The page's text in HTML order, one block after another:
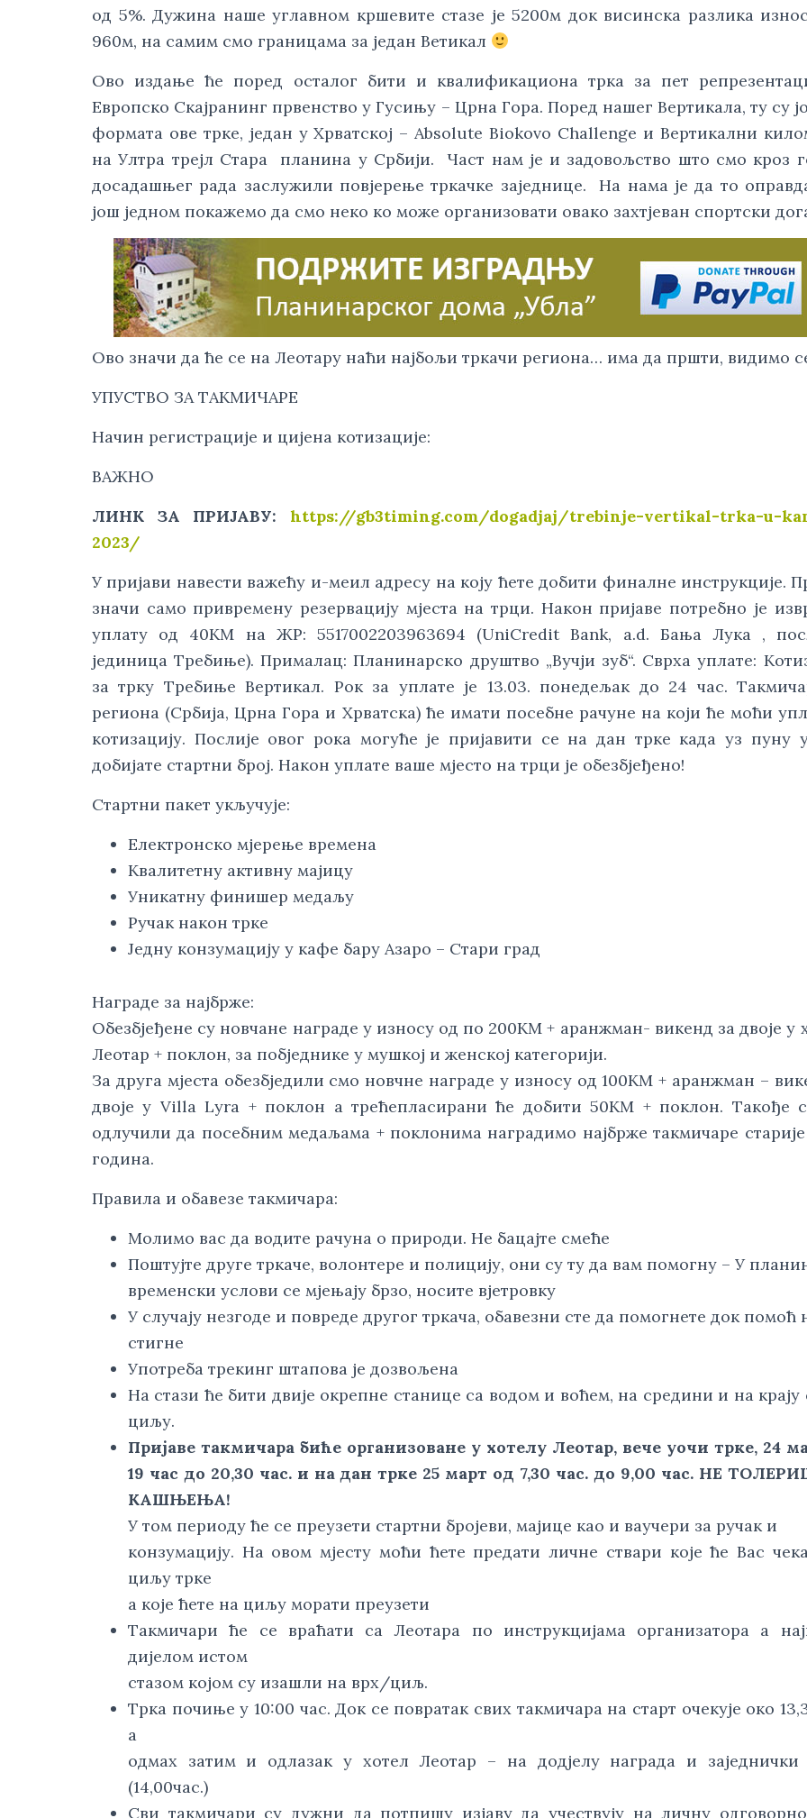
од 5%. Дужина наше углавном кршевите стазе је 5200м док висинска разлика
960м, на самим смо границама за један Ветикал
Ово издање ће поред осталог бити и квалификациона трка за пет
Европско Скајранинг првенство у Гусињу – Црна Гора. Поред нашег Вертикала, ту су
формата ове трке, један у Хрватској – Absolute Biokovo Challenge и Вертикални
на Ултра трејл Стара планина у Србији. Част нам је и задовољство што смо кроз
досадашњег рада заслужили повјерење тркачке заједнице. На нама је да то
још једном покажемо да смо неко ко може организовати овако захтјеван спортски
Ово значи да ће се на Леотару наћи најбољи тркачи региона… има да пршти, видимо
УПУСТВО ЗА ТАKМИЧАРЕ
Начин регистрације и цијена котизације:
ВАЖНО
ЛИНК ЗА ПРИЈАВУ: https://gb3timing.com/dogadjaj/trebinje-vertikal-trka-u-
2023/
У пријави навести важећу и-меил адресу на коју ћете добити финалне инструкције.
значи само привремену резервацију мјеста на трци. Након пријаве потребно је
уплату од 40KМ на ЖР: 5517002203963694 (UniCredit Bank, a.d. Бања Лука ,
јединица Требиње). Прималац: Планинарско друштво „Вучји зуб“. Сврха уплате:
за трку Требиње Вертикал. Рок за уплате је 13.03. понедељак до 24 час.
региона (Србија, Црна Гора и Хрватска) ће имати посебне рачуне на који ће моћи
котизацију. Послије овог рока могуће је пријавити се на дан трке када уз пуну
добијате стартни број. Након уплате ваше мјесто на трци је обезбјеђено!
Стартни пакет укључује:
Електронско мјерење времена
Kвалитетну активну мајицу
Уникатну финишер медаљу
Ручак након трке
Једну конзумацију у кафе бару Азаро – Стари град
Награде за најбрже:
Обезбјеђене су новчане награде у износу од по 200KМ + аранжман- викенд за двоје у
Леотар + поклон, за побједнике у мушкој и женској категорији.
За друга мјеста обезбједили смо новчне награде у износу од 100KМ + аранжман –
двоје у Villa Lyra + поклон а трећепласирани ће добити 50KМ + поклон. Такође
одлучили да посебним медаљама + поклонима наградимо најбрже такмичаре
година.
Правила и обавезе такмичара:
Молимо вас да водите рачуна о природи. Не бацајте смеће
Поштујте друге тркаче, волонтере и полицију, они су ту да вам помогну – У
временски услови се мјењају брзо, носите вјетровку
У случају незгоде и повреде другог тркача, обавезни сте да помогнете док помоћ
стигне
Употреба трекинг штапова је дозвољена
На стази ће бити двије окрепне станице са водом и воћем, на средини и на крају
циљу.
Пријаве такмичара биће организоване у хотелу Леотар, вече уочи трке, 24
19 час до 20,30 час. и на дан трке 25 март од 7,30 час. до 9,00 час. НЕ
KАШЊЕЊА!
У том периоду ће се преузети стартни бројеви, мајице као и ваучери за ручак и
конзумацију. На овом мјесту моћи ћете предати личне ствари које ће Вас
циљу трке
а које ћете на циљу морати преузети
Такмичари ће се враћати са Леотара по инструкцијама организатора а
дијелом истом
стазом којом су изашли на врх/циљ.
Трка почиње у 10:00 час. Док се повратак свих такмичара на старт очекује око
а
одмах затим и одлазак у хотел Леотар – на додјелу награда и заједнички
(14,00час.)
Сви такмичари су дужни да потпишу изјаву да учествују на личну